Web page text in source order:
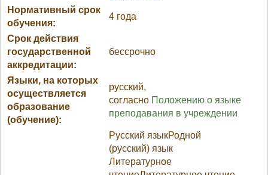
Нормативный срок
обучения:
4 года
Срок действия
государственной
аккредитации:
бессрочно
Языки, на которых
осуществляется
образование
(обучение):
русский,
согласно Положению о языке
преподавания в учреждении
Русский языкРодной
(русский) язык
Литературное